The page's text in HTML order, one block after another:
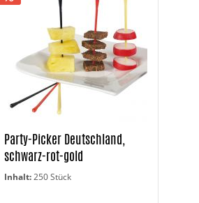
Party-Picker Deutschland,
schwarz-rot-gold
Inhalt:250 Stück